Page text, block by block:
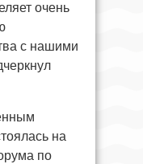
очень
с нашими
на
по